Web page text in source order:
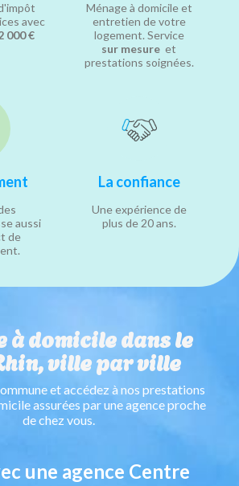
avec
000 €
Ménage à domicile et
entretien de votre
logement. Service
sur mesure et
prestations soignées.
aussi
de
La confiance
Une expérience de
plus de 20 ans.
à domicile dans le
ville par ville
et accédez à nos prestations
assurées par une agence proche
de chez vous.
une agence Centre